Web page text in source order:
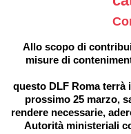
Allo scopo di
misure di
questo DLF Roma
prossimo 25 marzo,
rendere necessarie,
Autorità ministeriali